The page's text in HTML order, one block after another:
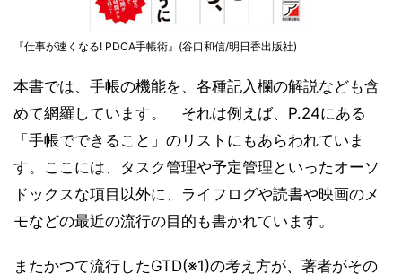
『仕事が速くなる! PDCA手帳術』(谷口和信/明日香出版社)
本書では、手帳の機能を、各種記入欄の解説なども含
めて網羅しています。 それは例えば、P.24にある
「手帳でできること」のリストにもあらわれていま
す。ここには、タスク管理や予定管理といったオーソ
ドックスな項目以外に、ライフログや読書や映画のメ
モなどの最近の流行の目的も書かれています。
またかつて流行したGTD(※1)の考え方が、著者がその